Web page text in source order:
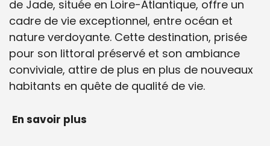
de Jade, située en Loire-Atlantique, offre un
cadre de vie exceptionnel, entre océan et
nature verdoyante. Cette destination, prisée
pour son littoral préservé et son ambiance
conviviale, attire de plus en plus de nouveaux
habitants en quête de qualité de vie.
En savoir plus